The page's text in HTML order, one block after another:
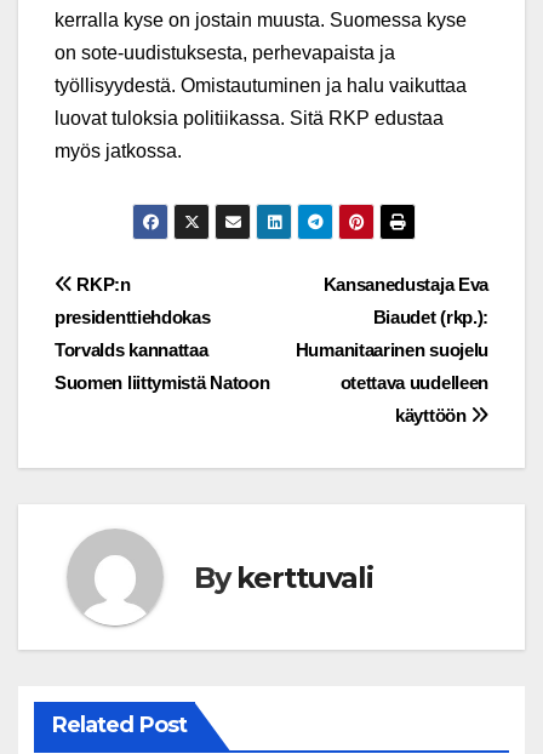
kerralla kyse on jostain muusta. Suomessa kyse
on sote-uudistuksesta, perhevapaista ja
työllisyydestä. Omistautuminen ja halu vaikuttaa
luovat tuloksia politiikassa. Sitä RKP edustaa
myös jatkossa.
Post
navigation
Kansanedustaja Eva
Biaudet (rkp.):
Humanitaarinen suojelu
otettava uudelleen
käyttöön
RKP:n
presidenttiehdokas
Torvalds kannattaa
Suomen liittymistä Natoon
Bykerttuvali
Related Post